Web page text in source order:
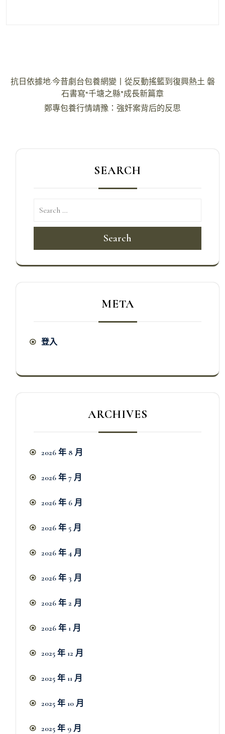
文
抗日依據地·今昔劇台包養網變丨從反動搖籃到復興熱土 磐
石書寫“千塘之縣”成長新篇章
鄭專包養行情靖豫：強奸案背后的反思
SEARCH
Search
META
登入
ARCHIVES
2026 年 8 月
2026 年 7 月
2026 年 6 月
2026 年 5 月
2026 年 4 月
2026 年 3 月
2026 年 2 月
2026 年 1 月
2025 年 12 月
2025 年 11 月
2025 年 10 月
2025 年 9 月